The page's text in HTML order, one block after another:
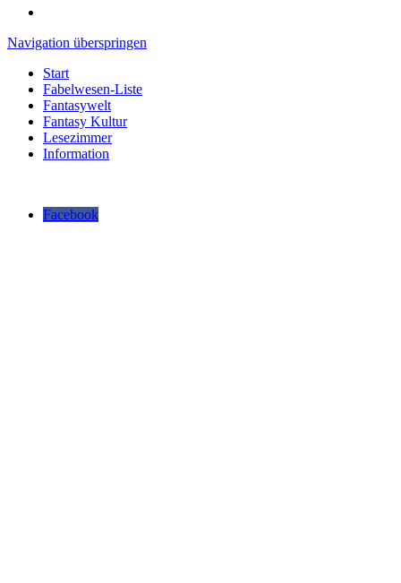
Navigation überspringen
Start
Fabelwesen-Liste
Fantasywelt
Fantasy Kultur
Lesezimmer
Information
Facebook